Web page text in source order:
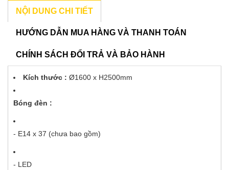
NỘI DUNG CHI TIẾT
HƯỚNG DẪN MUA HÀNG VÀ THANH TOÁN
CHÍNH SÁCH ĐỔI TRẢ VÀ BẢO HÀNH
Kích thước : Ø1600 x H2500mm
Bóng đèn :
- E14 x 37 (chưa bao gồm)
- LED